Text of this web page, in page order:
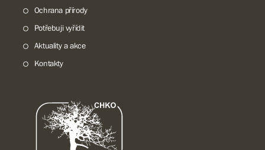
Ochrana přírody
Potřebuji vyřídit
Aktuality a akce
Kontakty